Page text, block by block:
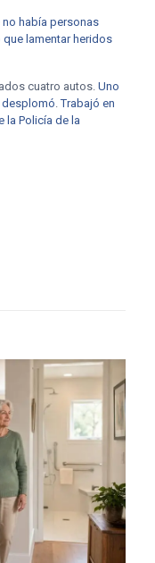
había personas
lamentar heridos
cuatro autos. Uno
desplomó.Trabajó en
la Policía de la